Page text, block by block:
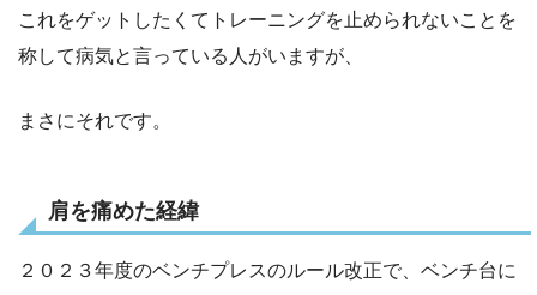
これをゲットしたくてトレーニングを止められないことを
称して病気と言っている人がいますが、
まさにそれです。
肩を痛めた経緯
２０２３年度のベンチプレスのルール改正で、ベンチ台に